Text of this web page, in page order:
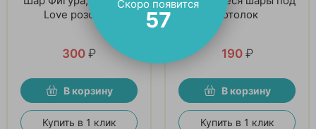
Love розовый
300 ₽
В корзину
Купить в 1 клик
потолок
190 ₽
В корзину
Купить в 1 клик
Скоро появится
56